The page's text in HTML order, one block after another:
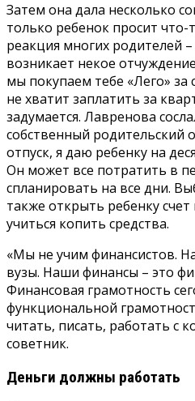
Затем она дала несколько
только ребенок просит что-
реакция многих родителей
возникает некое
мы покупаем тебе «Лего» за
не хватит заплатить за
задумается. Лавренова
собственный родительский
отпуск, я даю ребенку на
Он может все потратить в
спланировать на все дни.
также открыть ребенку
учиться копить средства.
«Мы не учим финансистов.
вузы. Наши финансы – это
Финансовая грамотность
функциональной
читать, писать, работать с
советник.
Деньги должны работать